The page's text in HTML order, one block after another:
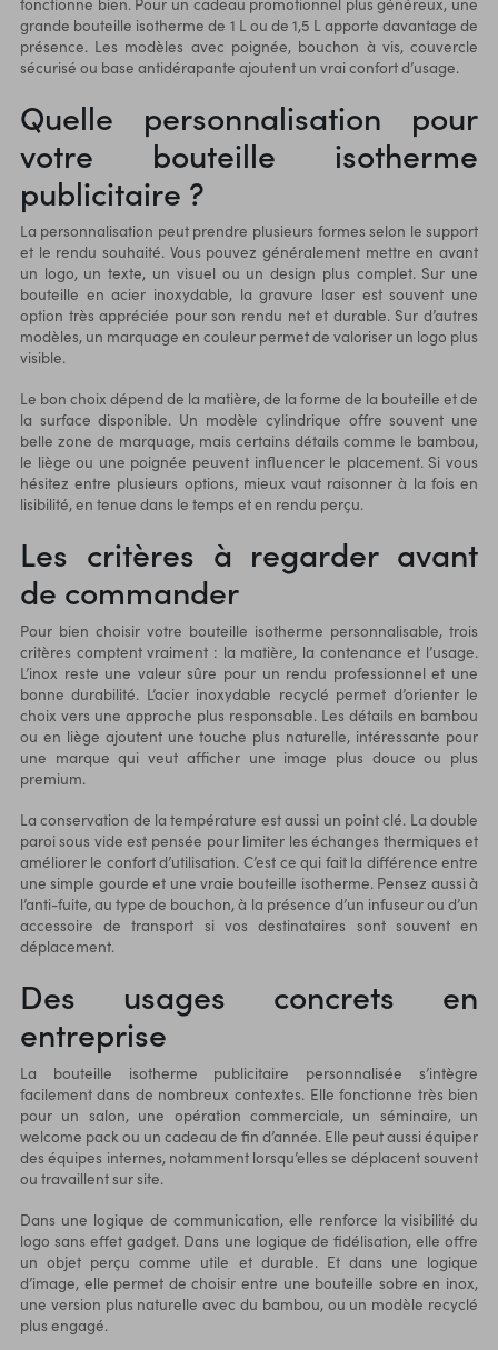
grande bouteille isotherme de 1 L ou de 1,5 L apporte davantage de
présence. Les modèles avec poignée, bouchon à vis, couvercle
sécurisé ou base antidérapante ajoutent un vrai confort d’usage.
Quelle personnalisation pour
votre bouteille isotherme
publicitaire ?
La personnalisation peut prendre plusieurs formes selon le support
et le rendu souhaité. Vous pouvez généralement mettre en avant
un logo, un texte, un visuel ou un design plus complet. Sur une
bouteille en acier inoxydable, la gravure laser est souvent une
option très appréciée pour son rendu net et durable. Sur d’autres
modèles, un marquage en couleur permet de valoriser un logo plus
visible.
Le bon choix dépend de la matière, de la forme de la bouteille et de
la surface disponible. Un modèle cylindrique offre souvent une
belle zone de marquage, mais certains détails comme le bambou,
le liège ou une poignée peuvent influencer le placement. Si vous
hésitez entre plusieurs options, mieux vaut raisonner à la fois en
lisibilité, en tenue dans le temps et en rendu perçu.
Les critères à regarder avant
de commander
Pour bien choisir votre bouteille isotherme personnalisable, trois
critères comptent vraiment : la matière, la contenance et l’usage.
L’inox reste une valeur sûre pour un rendu professionnel et une
bonne durabilité. L’acier inoxydable recyclé permet d’orienter le
choix vers une approche plus responsable. Les détails en bambou
ou en liège ajoutent une touche plus naturelle, intéressante pour
une marque qui veut afficher une image plus douce ou plus
premium.
La conservation de la température est aussi un point clé. La double
paroi sous vide est pensée pour limiter les échanges thermiques et
améliorer le confort d’utilisation. C’est ce qui fait la différence entre
une simple gourde et une vraie bouteille isotherme. Pensez aussi à
l’anti-fuite, au type de bouchon, à la présence d’un infuseur ou d’un
accessoire de transport si vos destinataires sont souvent en
déplacement.
Des usages concrets en
entreprise
La bouteille isotherme publicitaire personnalisée s’intègre
facilement dans de nombreux contextes. Elle fonctionne très bien
pour un salon, une opération commerciale, un séminaire, un
welcome pack ou un cadeau de fin d’année. Elle peut aussi équiper
des équipes internes, notamment lorsqu’elles se déplacent souvent
ou travaillent sur site.
Dans une logique de communication, elle renforce la visibilité du
logo sans effet gadget. Dans une logique de fidélisation, elle offre
un objet perçu comme utile et durable. Et dans une logique
d’image, elle permet de choisir entre une bouteille sobre en inox,
une version plus naturelle avec du bambou, ou un modèle recyclé
plus engagé.